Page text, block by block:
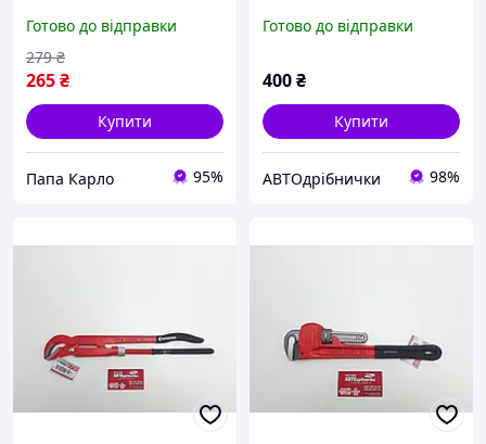
Готово до відправки
265₴
279 ₴
Купити
Папа Карло 95%
Готово до відправки
400₴
Купити
АВТОдрібнички 98%